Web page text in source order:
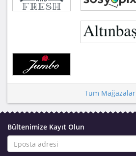
Tüm Mağazalar
Bültenimize Kayıt Olun